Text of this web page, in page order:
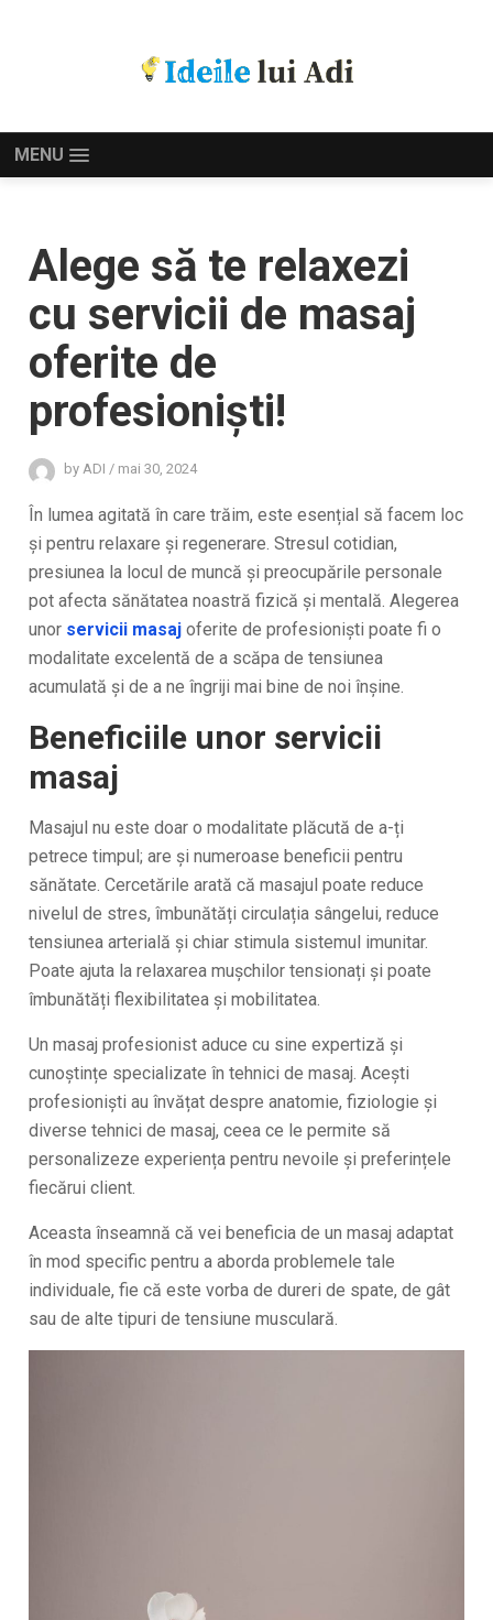
MENU
Alege să te relaxezi
cu servicii de masaj
oferite de
profesioniști!
byADI / mai 30, 2024
În lumea agitată în care trăim, este esențial să facem loc
și pentru relaxare și regenerare. Stresul cotidian,
presiunea la locul de muncă și preocupările personale
pot afecta sănătatea noastră fizică și mentală. Alegerea
unor servicii masaj oferite de profesioniști poate fi o
modalitate excelentă de a scăpa de tensiunea
acumulată și de a ne îngriji mai bine de noi înșine.
Beneficiile unor servicii
masaj
Masajul nu este doar o modalitate plăcută de a-ți
petrece timpul; are și numeroase beneficii pentru
sănătate. Cercetările arată că masajul poate reduce
nivelul de stres, îmbunătăți circulația sângelui, reduce
tensiunea arterială și chiar stimula sistemul imunitar.
Poate ajuta la relaxarea mușchilor tensionați și poate
îmbunătăți flexibilitatea și mobilitatea.
Un masaj profesionist aduce cu sine expertiză și
cunoștințe specializate în tehnici de masaj. Acești
profesioniști au învățat despre anatomie, fiziologie și
diverse tehnici de masaj, ceea ce le permite să
personalizeze experiența pentru nevoile și preferințele
fiecărui client.
Aceasta înseamnă că vei beneficia de un masaj adaptat
în mod specific pentru a aborda problemele tale
individuale, fie că este vorba de dureri de spate, de gât
sau de alte tipuri de tensiune musculară.